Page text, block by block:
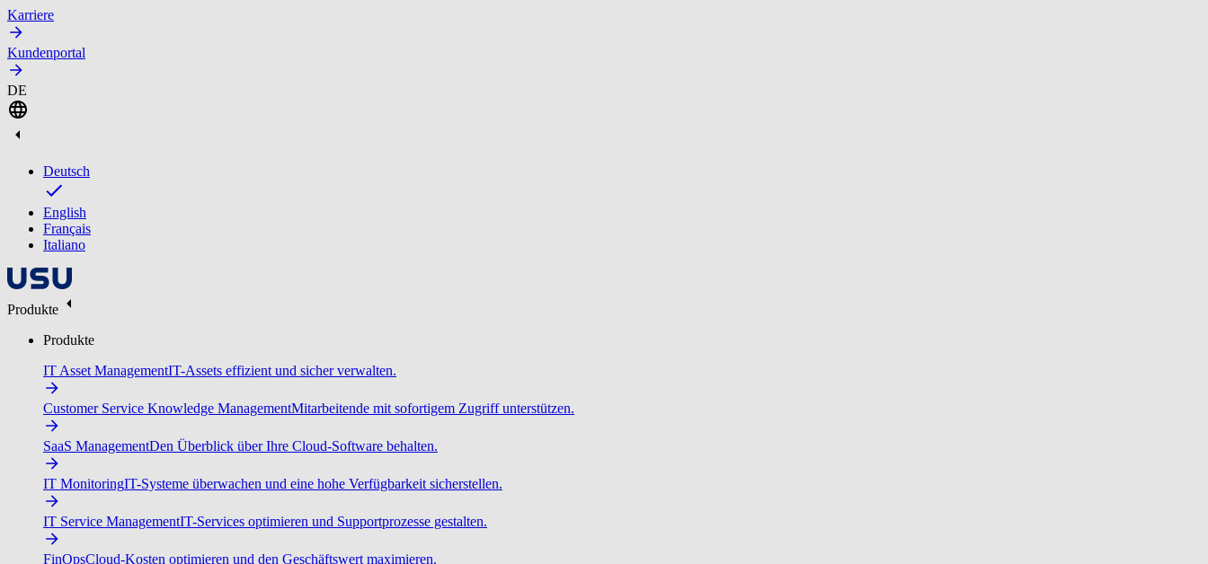
Karriere
Kundenportal
DE
Deutsch
English
Français
Italiano
Produkte
Produkte
IT Asset ManagementIT-Assets effizient und sicher verwalten.
Customer Service Knowledge ManagementMitarbeitende mit sofortigem Zugriff unterstützen.
SaaS ManagementDen Überblick über Ihre Cloud-Software behalten.
IT MonitoringIT-Systeme überwachen und eine hohe Verfügbarkeit sicherstellen.
IT Service ManagementIT-Services optimieren und Supportprozesse gestalten.
FinOpsCloud-Kosten optimieren und den Geschäftswert maximieren.